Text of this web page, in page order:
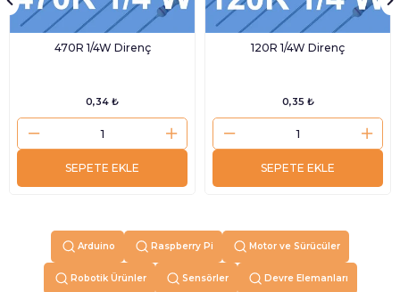
470R 1/4W Direnç
0,34 ₺
SEPETE EKLE
120R 1/4W Direnç
0,35 ₺
SEPETE EKLE
Arduino Raspberry Pi Motor ve Sürücüler
Robotik Ürünler Sensörler Devre Elemanları